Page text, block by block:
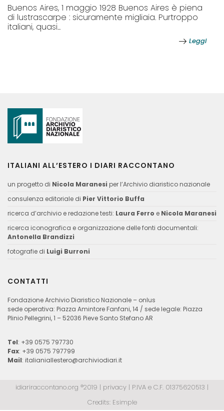
Buenos Aires, 1 maggio 1928 Buenos Aires è piena
di lustrascarpe : sicuramente migliaia. Purtroppo
italiani, quasi...
Leggi
ITALIANI ALL’ESTERO I DIARI RACCONTANO
un progetto di Nicola Maranesi per l’Archivio diaristico nazionale
consulenza editoriale di Pier Vittorio Buffa
ricerca d’archivio e redazione testi: Laura Ferro e Nicola Maranesi
ricerca iconografica e organizzazione delle fonti documentali:
Antonella Brandizzi
fotografie di Luigi Burroni
CONTATTI
Fondazione Archivio Diaristico Nazionale – onlus
sede operativa: Piazza Amintore Fanfani, 14 / sede legale: Piazza
Plinio Pellegrini, 1 – 52036 Pieve Santo Stefano AR
Tel: +39 0575 797730
Fax: +39 0575 797799
Mail: italianiallestero@archiviodiari.it
idiariraccontano.org ®2019 | privacy | P.IVA e C.F. 01375620513 |
Credits: Esimple